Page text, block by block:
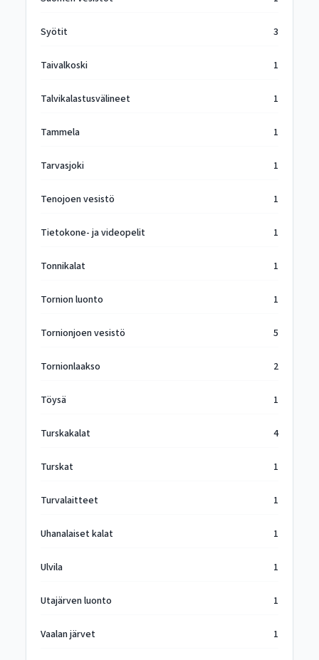
Syötit 3
Taivalkoski 1
Talvikalastusvälineet 1
Tammela 1
Tarvasjoki 1
Tenojoen vesistö 1
Tietokone- ja videopelit 1
Tonnikalat 1
Tornion luonto 1
Tornionjoen vesistö 5
Tornionlaakso 2
Töysä 1
Turskakalat 4
Turskat 1
Turvalaitteet 1
Uhanalaiset kalat 1
Ulvila 1
Utajärven luonto 1
Vaalan järvet 1